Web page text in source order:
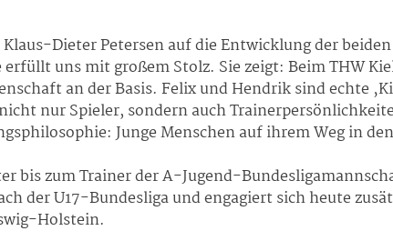
Dieter Petersen auf die Entwicklung der
uns mit großem Stolz. Sie zeigt: Beim THW
an der Basis. Felix und Hendrik sind echte
nur Spieler, sondern auch
Junge Menschen auf ihrem Weg in
bis zum Trainer der A-Jugend-
der U17-Bundesliga und engagiert sich heute
Holstein.